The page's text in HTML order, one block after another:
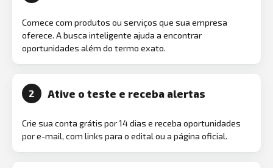
Comece com produtos ou serviços que sua empresa
oferece. A busca inteligente ajuda a encontrar
oportunidades além do termo exato.
2 Ative o teste e receba alertas
Crie sua conta grátis por 14 dias e receba oportunidades
por e-mail, com links para o edital ou a página oficial.